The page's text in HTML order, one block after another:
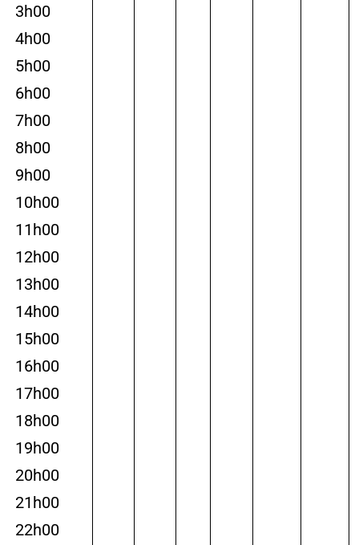
3h00
4h00
5h00
6h00
7h00
8h00
9h00
10h00
11h00
12h00
13h00
14h00
15h00
16h00
17h00
18h00
19h00
20h00
21h00
22h00